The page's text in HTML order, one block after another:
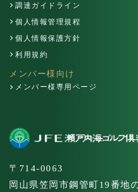
調達ガイドライン
個人情報管理規程
個人情報保護方針
利用規約
メンバー様向け
メンバー様専用ページ
〒714-0063
岡山県笠岡市鋼管町19番地